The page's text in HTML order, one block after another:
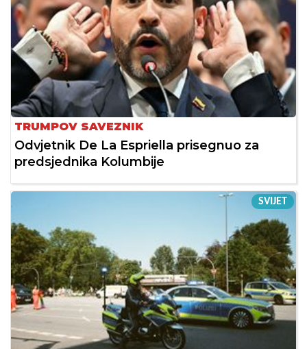
TRUMPOV SAVEZNIK
Odvjetnik De La Espriella prisegnuo za
predsjednika Kolumbije
SVIJET